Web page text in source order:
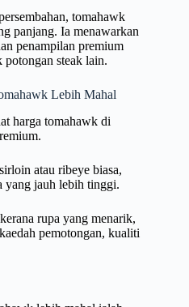
tomahawk
panjang. Ia menawarkan
penampilan premium
steak lain.
Lebih Mahal
harga tomahawk di
atau ribeye biasa,
yang jauh lebih tinggi.
rupa yang menarik,
pemotongan, kualiti